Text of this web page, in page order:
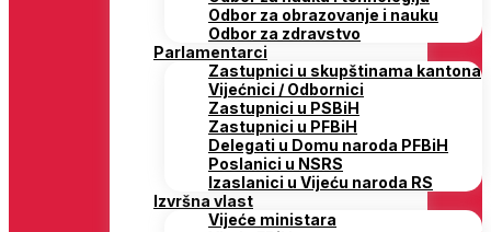
Odbor za obrazovanje i nauku
Odbor za zdravstvo
Parlamentarci
Zastupnici u skupštinama kantona
Vijećnici / Odbornici
Zastupnici u PSBiH
Zastupnici u PFBiH
Delegati u Domu naroda PFBiH
Poslanici u NSRS
Izaslanici u Vijeću naroda RS
Izvršna vlast
Vijeće ministara